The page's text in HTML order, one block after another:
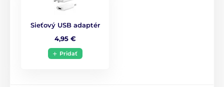
Sieťový USB adaptér
4,95 €
Pridať